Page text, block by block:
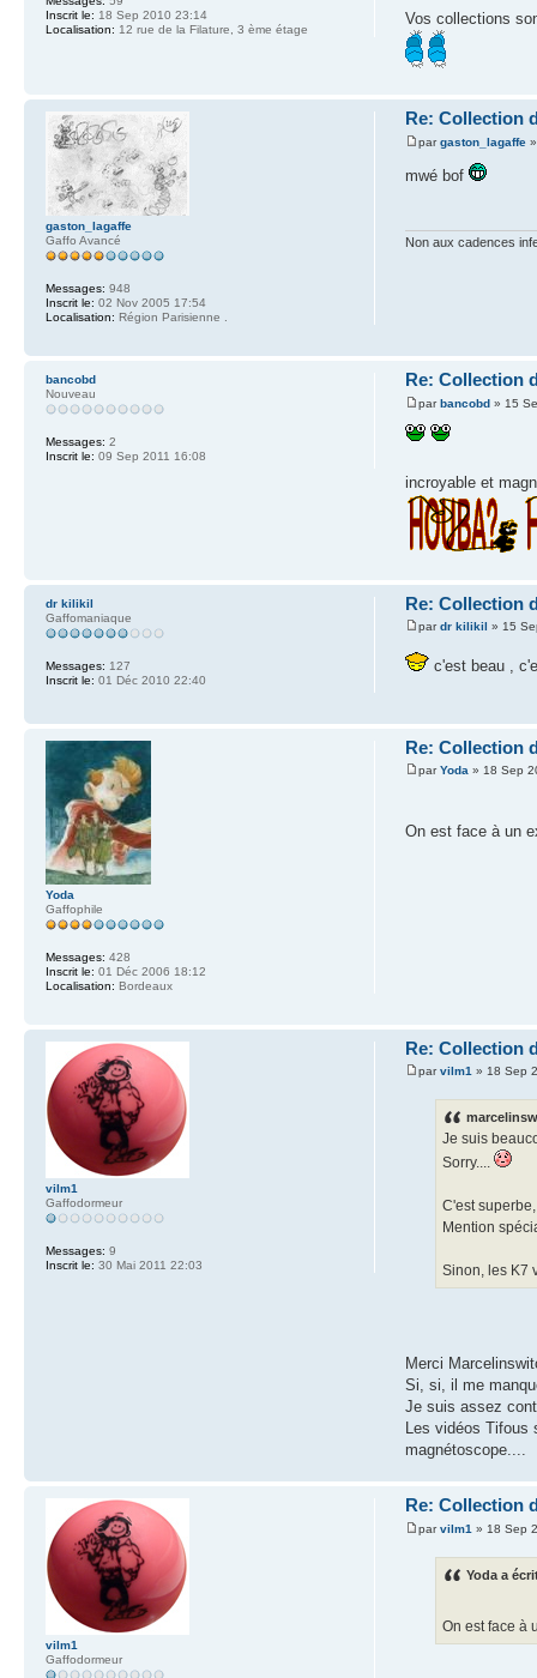
Vos collections
Inscrit le: 18 Sep 2010 23:14
Localisation: 12 rue de la Filature, 3 ème étage
Re: Collection
pargaston_lagaffe
mwé bof
Non aux cadences
gaston_lagaffe
Gaffo Avancé
Messages: 948
Inscrit le: 02 Nov 2005 17:54
Localisation: Région Parisienne .
Re: Collection
parbancobd » 15
incroyable et
bancobd
Nouveau
Messages: 2
Inscrit le: 09 Sep 2011 16:08
Re: Collection
pardr kilikil » 15
c'est beau ,
dr kilikil
Gaffomaniaque
Messages: 127
Inscrit le: 01 Déc 2010 22:40
Re: Collection
parYoda » 18 Sep
On est face à un
Yoda
Gaffophile
Messages: 428
Inscrit le: 01 Déc 2006 18:12
Localisation: Bordeaux
Re: Collection
parvilm1 » 18 Sep
Je suis
Sorry....
C'est
Mention
Sinon, les K7
Merci
Si, si, il me
Je suis assez
Les vidéos Tifous
magnétoscope....
vilm1
Gaffodormeur
Messages: 9
Inscrit le: 30 Mai 2011 22:03
Re: Collection
parvilm1 » 18 Sep
Yoda a
On est face à
vilm1
Gaffodormeur